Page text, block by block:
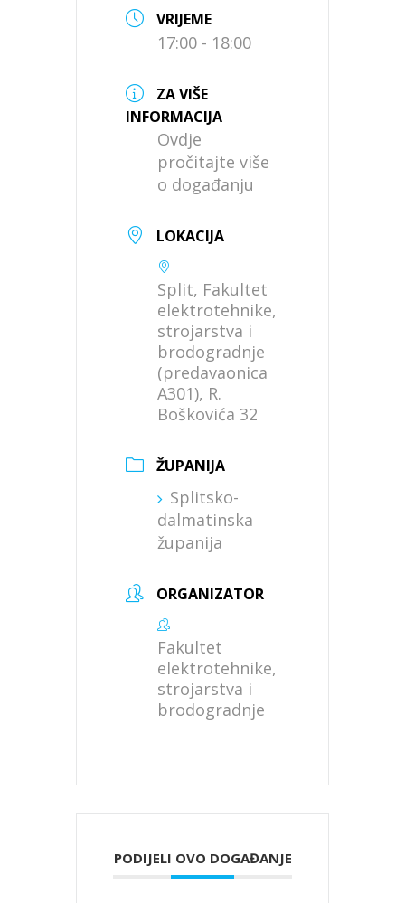
VRIJEME
17:00 - 18:00
ZA VIŠE
INFORMACIJA
Ovdje
pročitajte više
o događanju
LOKACIJA
Split, Fakultet
elektrotehnike,
strojarstva i
brodogradnje
(predavaonica
A301), R.
Boškovića 32
ŽUPANIJA
Splitsko-
dalmatinska
županija
ORGANIZATOR
Fakultet
elektrotehnike,
strojarstva i
brodogradnje
PODIJELI OVO DOGAĐANJE